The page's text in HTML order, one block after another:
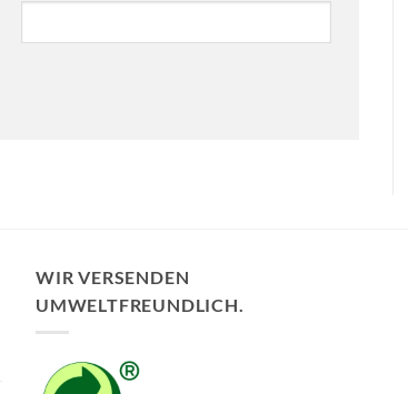
WIR VERSENDEN
UMWELTFREUNDLICH.